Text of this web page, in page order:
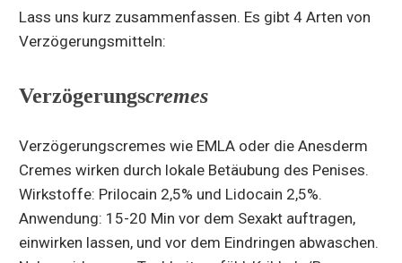
Lass uns kurz zusammenfassen. Es gibt 4 Arten von
Verzögerungsmitteln:
Verzögerungscremes
Verzögerungscremes wie EMLA oder die Anesderm
Cremes wirken durch lokale Betäubung des Penises.
Wirkstoffe: Prilocain 2,5% und Lidocain 2,5%.
Anwendung: 15-20 Min vor dem Sexakt auftragen,
einwirken lassen, und vor dem Eindringen abwaschen.